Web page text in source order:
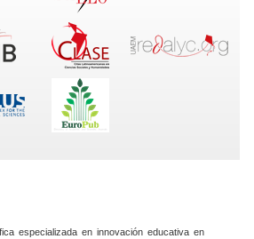
especializada en innovación educativa en